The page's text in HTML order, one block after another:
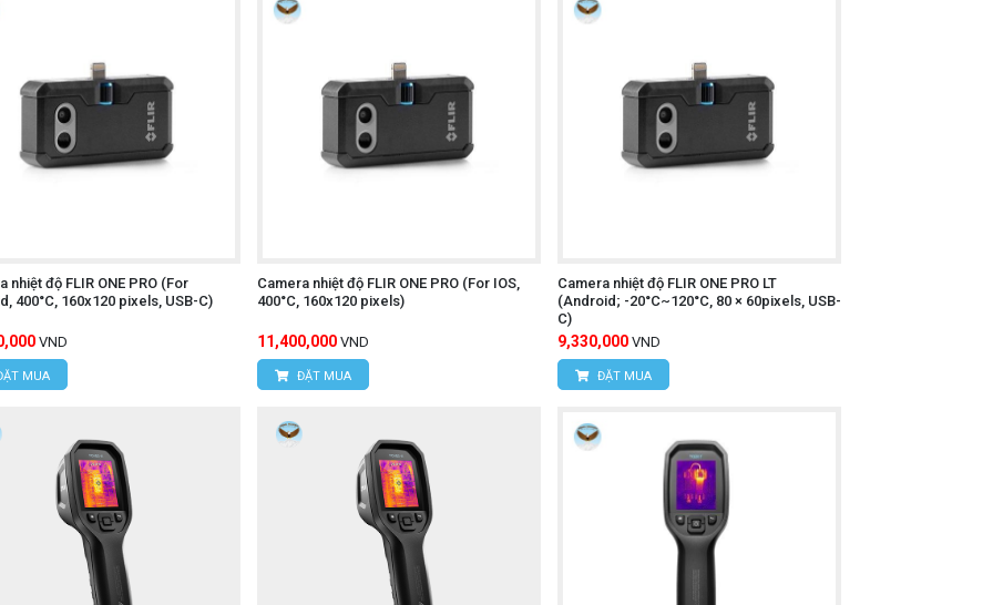
MINH
Xã Tân Kiên, Huyện Bình Chánh, Thành phố Hồ Chí Minh
UNI-T UT620C+
nhiệt độ FLIR ONE PRO (For
400°C, 160x120 pixels, USB-C)
VND
MUA
Camera nhiệt độ FLIR ONE PRO (For IOS,
400°C, 160x120 pixels)
11,400,000 VND
ĐẶT MUA
Camera nhiệt độ FLIR ONE PRO LT
(Android; -20°C~120°C, 80 × 60pixels, USB-
C)
9,330,000 VND
ĐẶT MUA